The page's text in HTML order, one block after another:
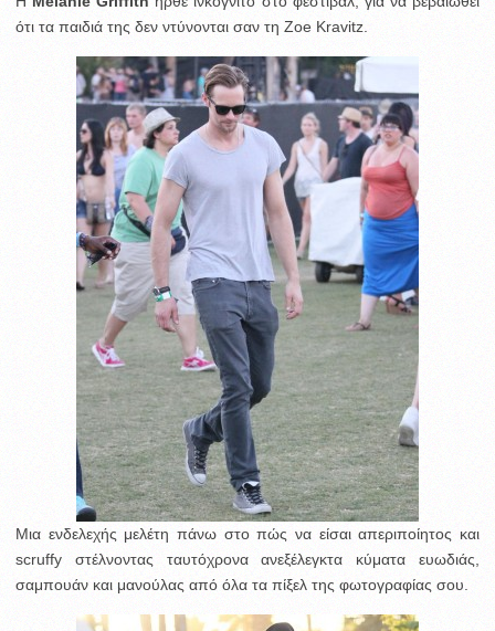
ότι τα παιδιά της δεν ντύνονται σαν τη Zoe Kravitz.
Μια ενδελεχής μελέτη πάνω στο πώς να είσαι απεριποίητος και
scruffy στέλνοντας ταυτόχρονα ανεξέλεγκτα κύματα ευωδιάς,
σαμπουάν και μανούλας από όλα τα πίξελ της φωτογραφίας σου.